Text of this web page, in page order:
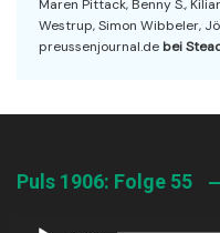
Maren Pittack, Benny S.,
Westrup, Simon Wibbeler,
preussenjournal.de bei
Puls 1906: Folge 55
Audio-